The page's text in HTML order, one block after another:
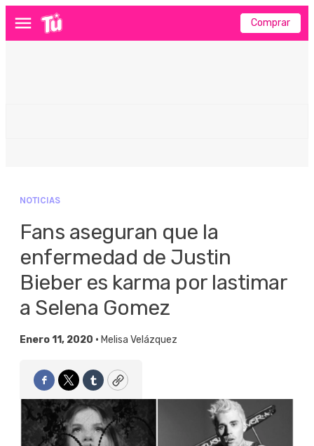
Menú Comprar
NOTICIAS
Fans aseguran que la
enfermedad de Justin
Bieber es karma por lastimar
a Selena Gomez
Enero 11, 2020 • Melisa Velázquez
Facebook
TwitterTumblrCopy